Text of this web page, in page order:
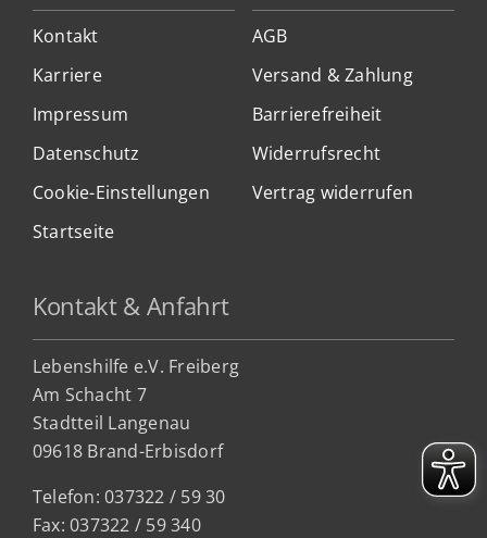
Kontakt
Karriere
Impressum
Datenschutz
Cookie-Einstellungen
Startseite
AGB
Versand & Zahlung
Barrierefreiheit
Widerrufsrecht
Vertrag widerrufen
Kontakt & Anfahrt
Lebenshilfe e.V. Freiberg
Am Schacht 7
Stadtteil Langenau
09618 Brand-Erbisdorf
Telefon: 037322 / 59 30
Fax: 037322 / 59 340